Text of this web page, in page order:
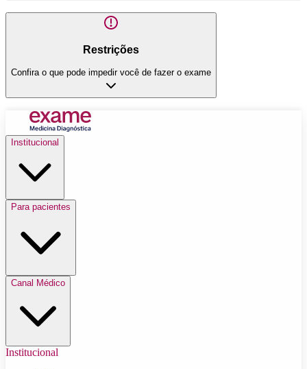
Restrições
Confira o que pode impedir você de fazer o exame
Institucional
Para pacientes
Canal Médico
Institucional